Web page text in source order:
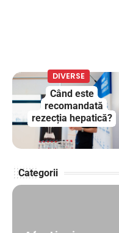
DIVERSE
Când este
recomandată
rezecția hepatică?
Categorii